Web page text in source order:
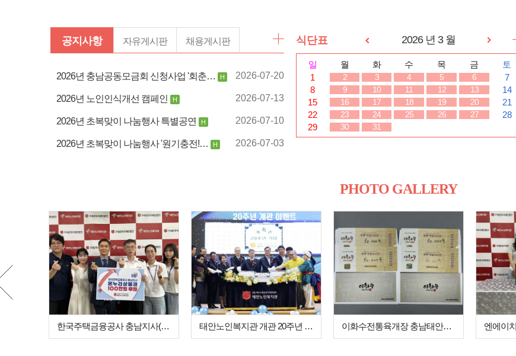
공지사항 자유게시판 채용게시판
2026년 충남공동모금회 신청사업 '회춘… H 2026-07-20
2026년 노인인식개선 캠페인 H 2026-07-13
2026년 초복맞이 나눔행사 특별공연 H 2026-07-10
2026년 초복맞이 나눔행사 '원기충전!… H 2026-07-03
식단표 2026 년 3 월
일 월 화 수 목 금
토
1
2 3 4 5 6
7
8
9 10 11 12 13
14
15
16 17 18 19 20
21
22
23 24 25 26 27
28
29
30 31
PHOTO GALLERY
한국주택금융공사 충남지사(지사장 김병철) … 태안노인복지관 개관 20주년 기념식 및 청… 이화수전통육개장 충남태안점(대표 박중호) …